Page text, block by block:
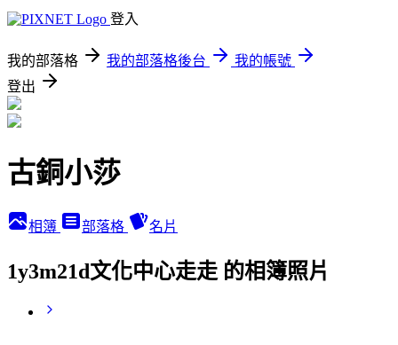
登入
我的部落格 我的部落格後台
我的帳號
登出
古銅小莎
相簿 部落格 名片
1y3m21d文化中心走走 的相簿照片